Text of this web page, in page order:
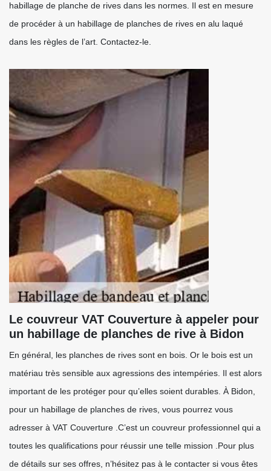
habillage de planche de rives dans les normes. Il est en mesure
de procéder à un habillage de planches de rives en alu laqué
dans les règles de l’art. Contactez-le.
Le couvreur VAT Couverture à appeler pour
un habillage de planches de rive à Bidon
En général, les planches de rives sont en bois. Or le bois est un
matériau très sensible aux agressions des intempéries. Il est alors
important de les protéger pour qu’elles soient durables. À Bidon,
pour un habillage de planches de rives, vous pourrez vous
adresser à VAT Couverture .C’est un couvreur professionnel qui a
toutes les qualifications pour réussir une telle mission .Pour plus
de détails sur ses offres, n’hésitez pas à le contacter si vous êtes